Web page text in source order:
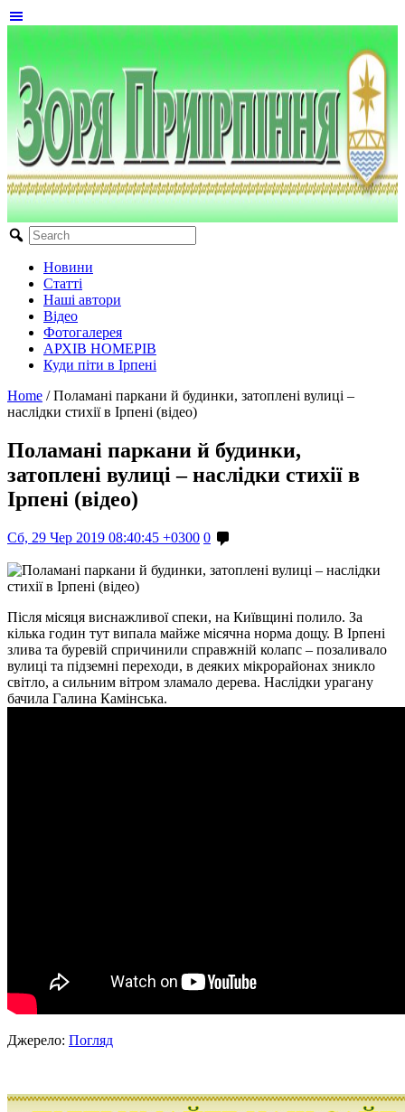
Новини
Статті
Наші автори
Відео
Фотогалерея
АРХІВ НОМЕРІВ
Куди піти в Ірпені
Home / Поламані паркани й будинки, затоплені вулиці –
наслідки стихії в Ірпені (відео)
Поламані паркани й будинки,
затоплені вулиці – наслідки стихії в
Ірпені (відео)
Сб, 29 Чер 2019 08:40:45 +0300 0
Після місяця виснажливої спеки, на Київщині полило. За
кілька годин тут випала майже місячна норма дощу. В Ірпені
злива та буревій спричинили справжній колапс – позаливало
вулиці та підземні переходи, в деяких мікрорайонах зникло
світло, а сильним вітром зламало дерева. Наслідки урагану
бачила Галина Камінська.
Джерело: Погляд